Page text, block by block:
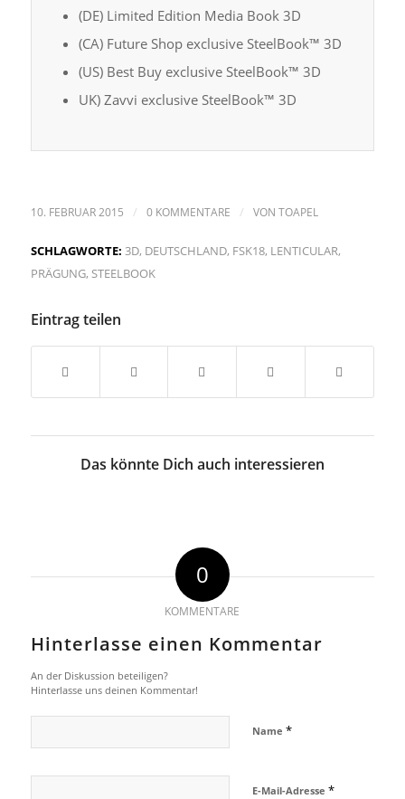
(DE) Limited Edition Media Book 3D
(CA) Future Shop exclusive SteelBook™ 3D
(US) Best Buy exclusive SteelBook™ 3D
UK) Zavvi exclusive SteelBook™ 3D
10. FEBRUAR 2015 / 0 KOMMENTARE / VON TOAPEL
SCHLAGWORTE: 3D, DEUTSCHLAND, FSK18, LENTICULAR,
PRÄGUNG, STEELBOOK
Eintrag teilen
Das könnte Dich auch interessieren
0
KOMMENTARE
Hinterlasse einen Kommentar
An der Diskussion beteiligen?
Hinterlasse uns deinen Kommentar!
Name *
E-Mail-Adresse *